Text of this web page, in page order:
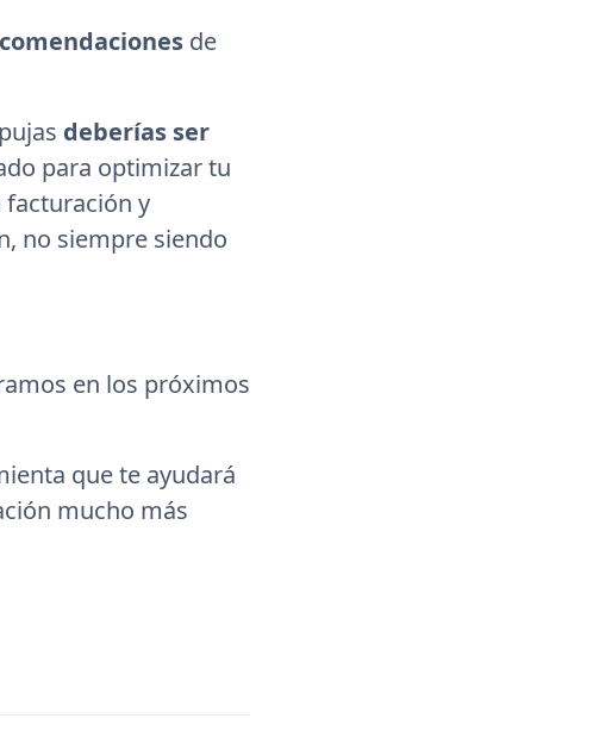
de
deberías ser
para optimizar tu
y
no siempre siendo
en los próximos
que te ayudará
mucho más